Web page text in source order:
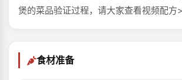
煲的菜品验证过程，请大家查看视频配方
食材准备